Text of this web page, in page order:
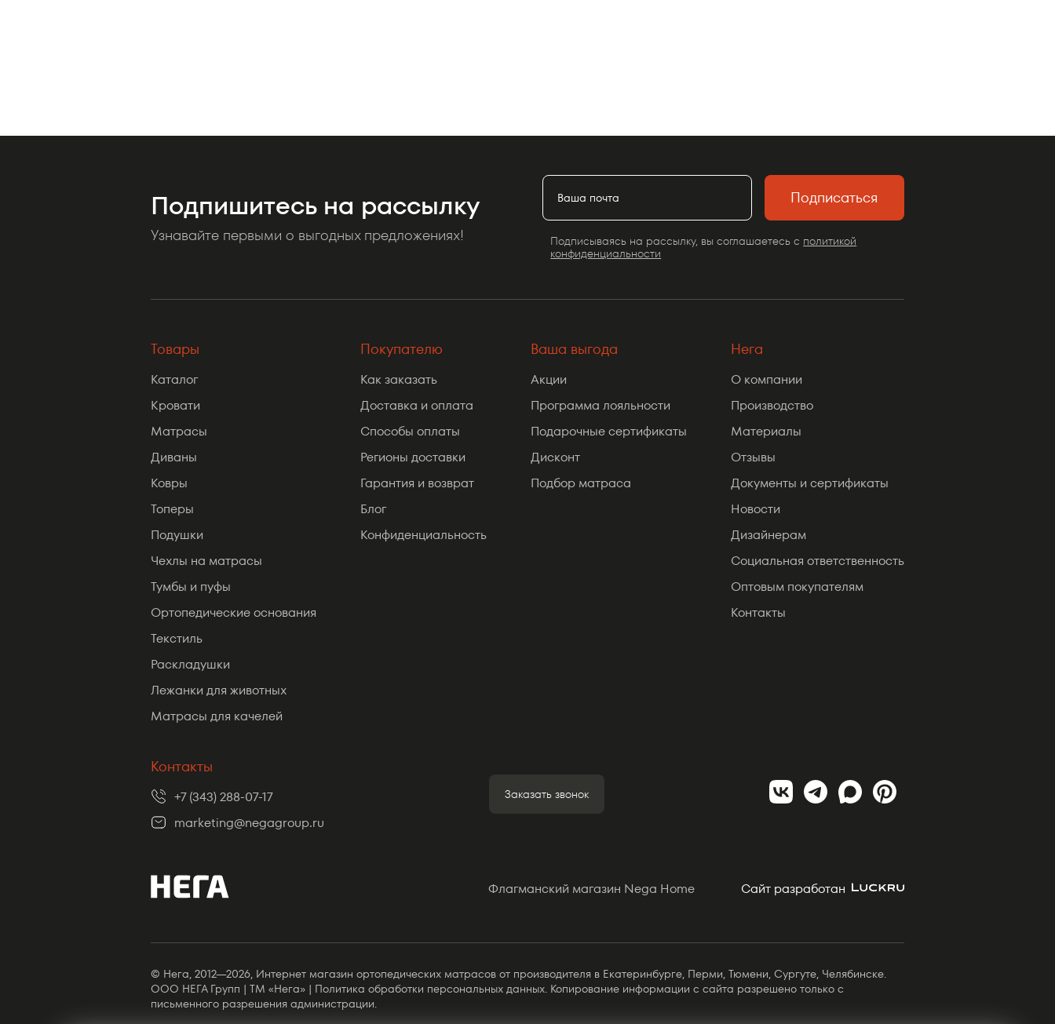
Подпишитесь на рассылку
Узнавайте первыми о выгодных предложениях!
Подписаться
Подписываясь на рассылку, вы соглашаетесь с политикой
конфиденциальности
Товары
Каталог
Кровати
Матрасы
Диваны
Ковры
Топеры
Подушки
Чехлы на матрасы
Тумбы и пуфы
Ортопедические основания
Текстиль
Раскладушки
Лежанки для животных
Матрасы для качелей
Покупателю
Как заказать
Доставка и оплата
Способы оплаты
Регионы доставки
Гарантия и возврат
Блог
Конфиденциальность
Ваша выгода
Акции
Программа лояльности
Подарочные сертификаты
Дисконт
Подбор матраса
Нега
О компании
Производство
Материалы
Отзывы
Документы и сертификаты
Новости
Дизайнерам
Социальная ответственность
Оптовым покупателям
Контакты
Контакты
+7 (343) 288-07-17
marketing@negagroup.ru
Заказать звонок
Флагманский магазин Nega Home Сайт разработан
© Нега, 2012—2026, Интернет магазин ортопедических матрасов от производителя в Екатеринбурге, Перми, Тюмени, Сургуте, Челябинске.
ООО НЕГА Групп | ТМ «Нега» | Политика обработки персональных данных. Копирование информации с сайта разрешено только с
письменного разрешения администрации.